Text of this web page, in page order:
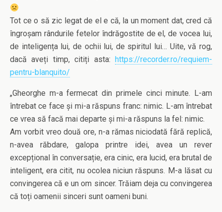
Tot ce o să zic legat de el e că, la un moment dat, cred că
îngroșam rândurile fetelor îndrăgostite de el, de vocea lui,
de inteligența lui, de ochii lui, de spiritul lui… Uite, vă rog,
dacă aveți timp, citiți asta: https://recorder.ro/requiem-
pentru-blanquito/
„Gheorghe m-a fermecat din primele cinci minute. L-am
întrebat ce face și mi-a răspuns franc: nimic. L-am întrebat
ce vrea să facă mai departe și mi-a răspuns la fel: nimic.
Am vorbit vreo două ore, n-a rămas niciodată fără replică,
n-avea răbdare, galopa printre idei, avea un rever
excepțional în conversație, era cinic, era lucid, era brutal de
inteligent, era citit, nu ocolea niciun răspuns. M-a lăsat cu
convingerea că e un om sincer. Trăiam deja cu convingerea
că toți oamenii sinceri sunt oameni buni.